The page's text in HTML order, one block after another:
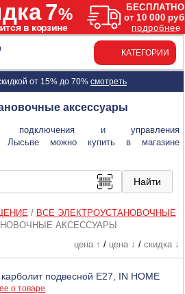
КАТЕГОРИИ
от 15% до 70% смотреть
аксессуары
подключения и управления
в Лысьве можно купить в магазине
/ ВСЕ ЭЛЕКТРОУСТАНОВОЧНЫЕ
АКСЕССУАРЫ
цена ↑ / цена ↓ / скидка ↓
подвесной Е27, IN HOME
о товаре